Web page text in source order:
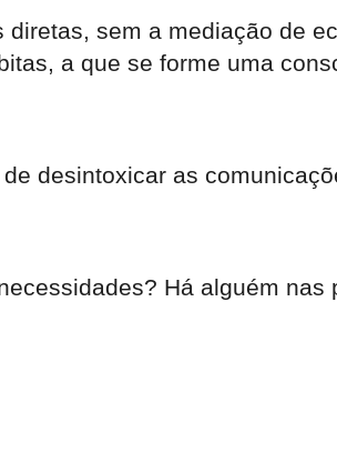
sem a mediação de
a que se forme uma
desintoxicar as
Há alguém